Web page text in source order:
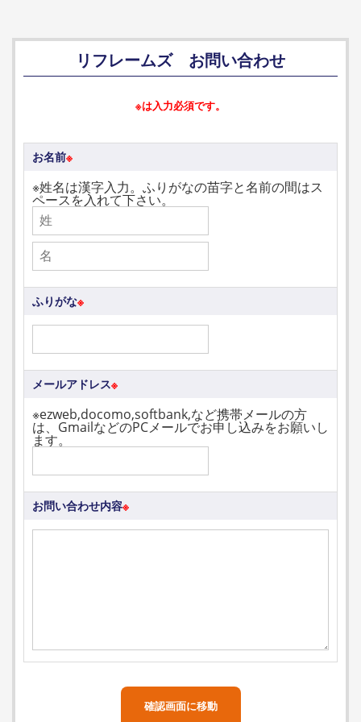
リフレームズ お問い合わせ
※は入力必須です。
お名前※
※姓名は漢字入力。ふりがなの苗字と名前の間はス
ペースを入れて下さい。
ふりがな※
メールアドレス※
※ezweb,docomo,softbank,など携帯メールの方
は、GmailなどのPCメールでお申し込みをお願いし
ます。
お問い合わせ内容※